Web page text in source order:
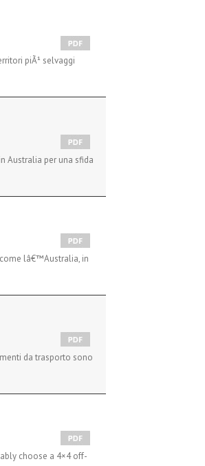
piÃ¹ selvaggi
Australia per una sfida
lâ€™Australia, in
da trasporto sono
choose a 4×4 off-